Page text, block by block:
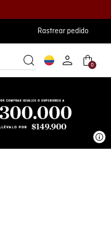
Rastrear pedido
0